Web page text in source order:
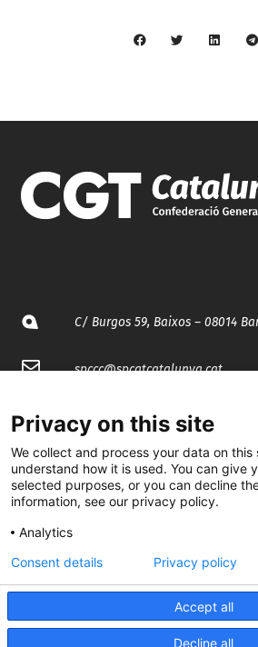
C/ Burgos 59, Baixos – 08014
spccc@spcgtcatalunya.cat
@CGTCatalunya
cgtcatalunya
CGTCatalunya
cgtcatalunya
Privacy on this site
We collect and process your data on
understand how it is used. You can give
selected purposes, or you can decline
information, see our privacy policy.
Analytics
Accept all
Decline all
Consent details Privacy policy